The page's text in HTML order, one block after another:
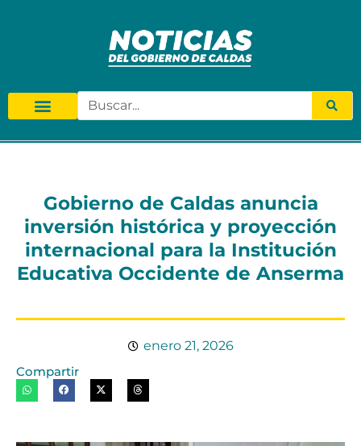
Gobierno de Caldas anuncia
inversión histórica y proyección
internacional para la Institución
Educativa Occidente de Anserma
enero 21, 2026
Compartir